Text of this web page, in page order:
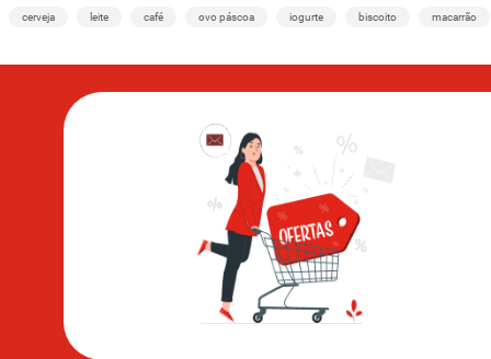
cerveja leite café ovo páscoa iogurte biscoito macarrão